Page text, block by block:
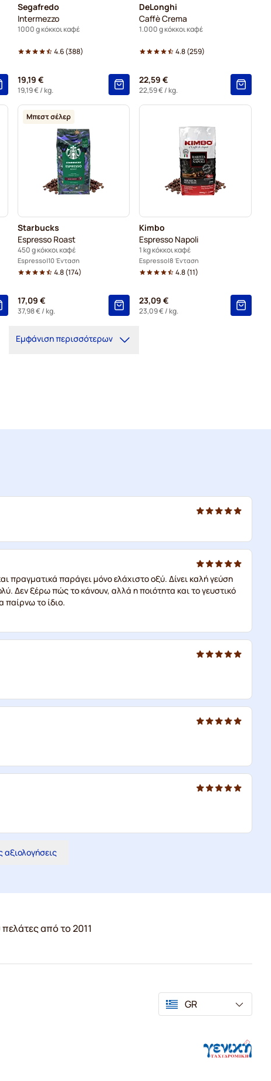
Segafredo
Intermezzo
1000 g κόκκοι καφέ
4.6(388)
19,19 €
19,19 €/ kg.
DeLonghi
Caffè Crema
1.000 g κόκκοι καφέ
4.8(259)
22,59 €
22,59 €/ kg.
Μπεστ σέλερ
Starbucks
Espresso Roast
450 g κόκκοι καφέ
Espresso 10 Ένταση
4.8(174)
17,09 €
37,98 €/ kg.
Kimbo
Espresso Napoli
1 kg κόκκοι καφέ
Espresso 8 Ένταση
4.8(11)
23,09 €
23,09 €/ kg.
Εμφάνιση περισσότερων
πραγματικά παράγει μόνο ελάχιστο οξύ. Δίνει καλή γεύση
Δεν ξέρω πώς το κάνουν, αλλά η ποιότητα και το γευστικό
παίρνω το ίδιο.
αξιολογήσεις
από το 2011
GR